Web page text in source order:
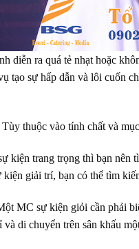
diễn ra quá tẻ nhạt hoặc
tạo sự hấp dẫn và lôi cuốn
Tùy thuộc vào tính chất và
kiện trang trọng thì bạn
kiện giải trí, bạn có thể tìm
MC sự kiện giỏi cần phải
di chuyển trên sân khấu